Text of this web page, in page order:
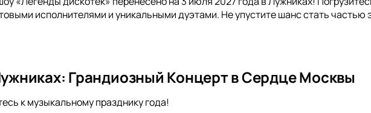
исполнителями и уникальными дуэтами. Не упустите шанс стать частью
Грандиозный Концерт в Сердце Москвы
к музыкальному празднику года!